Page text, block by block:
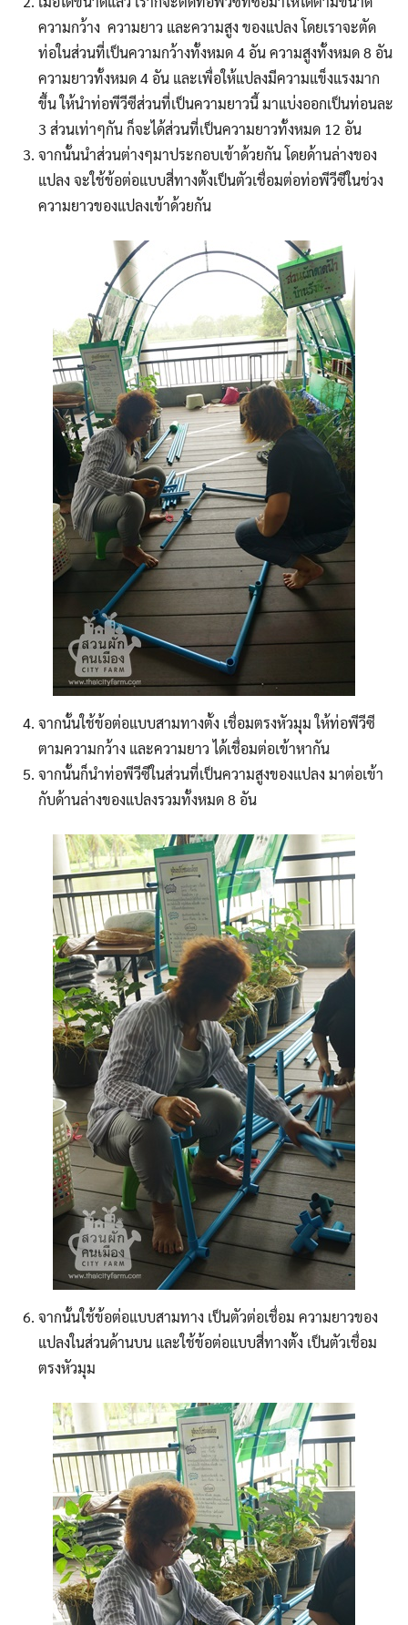
ความกว้าง ความยาว และความสูง ของแปลง โดยเราจะตัด
ท่อในส่วนที่เป็นความกว้างทั้งหมด 4 อัน ความสูงทั้งหมด 8 อัน
ความยาวทั้งหมด 4 อัน และเพื่อให้แปลงมีความแข็งแรงมาก
ขึ้น ให้นำท่อพีวีซีส่วนที่เป็นความยาวนี้ มาแบ่งออกเป็นท่อนละ
3 ส่วนเท่าๆกัน ก็จะได้ส่วนที่เป็นความยาวทั้งหมด 12 อัน
จากนั้นนำส่วนต่างๆมาประกอบเข้าด้วยกัน โดยด้านล่างของ
แปลง จะใช้ข้อต่อแบบสี่ทางตั้งเป็นตัวเชื่อมต่อท่อพีวีซีในช่วง
ความยาวของแปลงเข้าด้วยกัน
จากนั้นใช้ข้อต่อแบบสามทางตั้ง เชื่อมตรงหัวมุม ให้ท่อพีวีซี
ตามความกว้าง และความยาว ได้เชื่อมต่อเข้าหากัน
จากนั้นก็นำท่อพีวีซีในส่วนที่เป็นความสูงของแปลง มาต่อเข้า
กับด้านล่างของแปลงรวมทั้งหมด 8 อัน
จากนั้นใช้ข้อต่อแบบสามทาง เป็นตัวต่อเชื่อม ความยาวของ
แปลงในส่วนด้านบน และใช้ข้อต่อแบบสี่ทางตั้ง เป็นตัวเชื่อม
ตรงหัวมุม